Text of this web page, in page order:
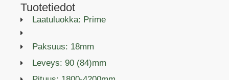
Tuotetiedot
Laatuluokka: Prime
Paksuus: 18mm
Leveys: 90 (84)mm